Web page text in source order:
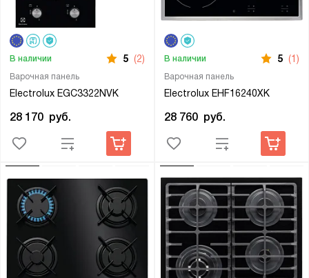
Варочная панель
Electrolux EGC3322NVK
В наличии 5 (2)
28 170 руб.
Варочная панель
Electrolux EHF16240XK
В наличии 5 (1)
28 760 руб.